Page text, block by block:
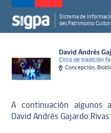
Sistema de
del Patrimonio
David Andrés
Circo de tradición
Concepción,
A continuación algunos
David Andrés Gajardo Rivas: